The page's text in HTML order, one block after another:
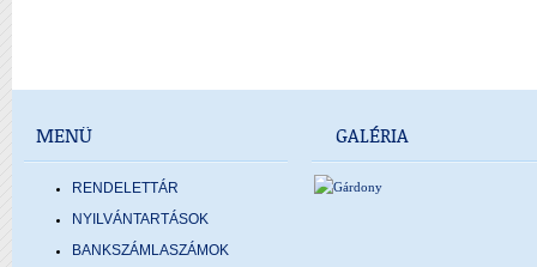
MENÜ
RENDELETTÁR
NYILVÁNTARTÁSOK
BANKSZÁMLASZÁMOK
GALÉRIA